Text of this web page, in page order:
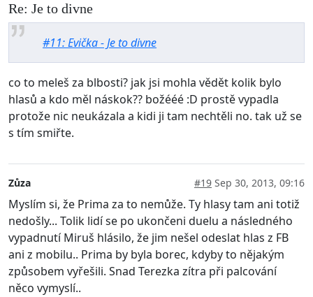
Re: Je to divne
#11: Evička - Je to divne
co to meleš za blbosti? jak jsi mohla vědět kolik bylo
hlasů a kdo měl náskok?? božééé :D prostě vypadla
protože nic neukázala a kidi ji tam nechtěli no. tak už se
s tím smiřte.
Zůza #19 Sep 30, 2013, 09:16
Myslím si, že Prima za to nemůže. Ty hlasy tam ani totiž
nedošly... Tolik lidí se po ukončeni duelu a následného
vypadnutí Miruš hlásilo, že jim nešel odeslat hlas z FB
ani z mobilu.. Prima by byla borec, kdyby to nějakým
způsobem vyřešili. Snad Terezka zítra při palcování
něco vymyslí..